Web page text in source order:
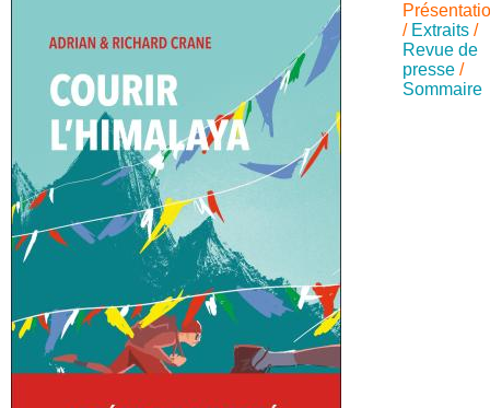
/ Extraits /
Revue de
presse /
Sommaire